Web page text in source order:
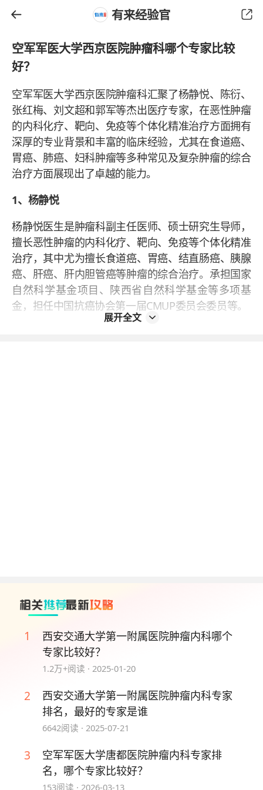
有来经验官
空军军医大学西京医院肿瘤科哪个专家比较
好？
空军军医大学西京医院肿瘤科汇聚了杨静悦、陈衍、
张红梅、刘文超和郭军等杰出医疗专家，在恶性肿瘤
的内科化疗、靶向、免疫等个体化精准治疗方面拥有
深厚的专业背景和丰富的临床经验，尤其在食道癌、
胃癌、肺癌、妇科肿瘤等多种常见及复杂肿瘤的综合
治疗方面展现出了卓越的能力。
1、杨静悦
杨静悦医生是肿瘤科副主任医师、硕士研究生导师，
擅长恶性肿瘤的内科化疗、靶向、免疫等个体化精准
治疗，其中尤为擅长食道癌、胃癌、结直肠癌、胰腺
癌、肝癌、肝内胆管癌等肿瘤的综合治疗。承担国家
自然科学基金项目、陕西省自然科学基金等多项基
金，担任中国抗癌协会第一届CMUP委员会委员等。
4、刘文超
刘文超曾于美国内布拉斯加大学医学中心Lied移植中
心做访问学者，是肿瘤科主任医师、教授、博土研究
生导师。擅长肿瘤内科的综合诊治、肿瘤化疗、热化
疗、生物治疗、分子靶向药物应用以及抗肿瘤药物临
床研究。
5、郭军
郭军医生为留美学者，为本科室的副主任医师，对
肺、肝、胃肠及乳腺肿痛的诊断、治疗有独到的优
展开全文
1
西安交通大学第一附属医院肿瘤内科哪个
专家比较好？
1.2万+阅读 · 2025-01-20
2
西安交通大学第一附属医院肿瘤内科专家
排名，最好的专家是谁
6642阅读 · 2025-07-21
3
空军军医大学唐都医院肿瘤内科专家排
名，哪个专家比较好？
153阅读 · 2026-03-13